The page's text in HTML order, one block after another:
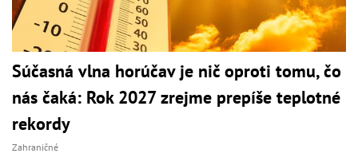
Súčasná vlna horúčav je nič oproti tomu, čo
nás čaká: Rok 2027 zrejme prepíše teplotné
rekordy
Zahraničné